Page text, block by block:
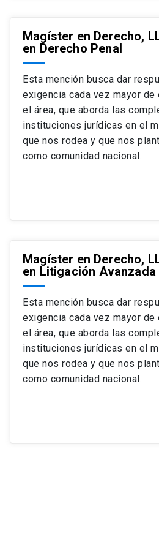
Magíster en Derecho,
en Derecho Penal
Esta mención busca dar
exigencia cada vez mayor
el área, que aborda las
instituciones jurídicas en el
que nos rodea y que nos
como comunidad nacional.
Magíster en Derecho,
en Litigación Avanzada
Esta mención busca dar
exigencia cada vez mayor
el área, que aborda las
instituciones jurídicas en el
que nos rodea y que nos
como comunidad nacional.